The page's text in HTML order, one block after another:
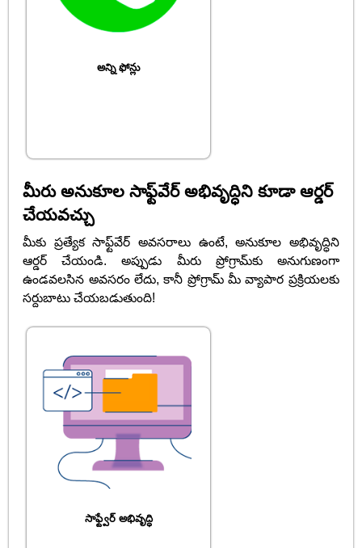
అన్ని ఫోన్లు
మీరు అనుకూల సాఫ్ట్‌వేర్ అభివృద్ధిని కూడా ఆర్డర్
చేయవచ్చు
మీకు ప్రత్యేక సాఫ్ట్‌వేర్ అవసరాలు ఉంటే, అనుకూల అభివృద్ధిని
ఆర్డర్ చేయండి. అప్పుడు మీరు ప్రోగ్రామ్‌కు అనుగుణంగా
ఉండవలసిన అవసరం లేదు, కానీ ప్రోగ్రామ్ మీ వ్యాపార ప్రక్రియలకు
సర్దుబాటు చేయబడుతుంది!
సాఫ్ట్వేర్ అభివృద్ధి